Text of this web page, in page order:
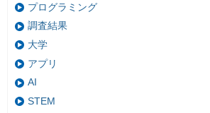
プログラミング
調査結果
大学
アプリ
AI
STEM